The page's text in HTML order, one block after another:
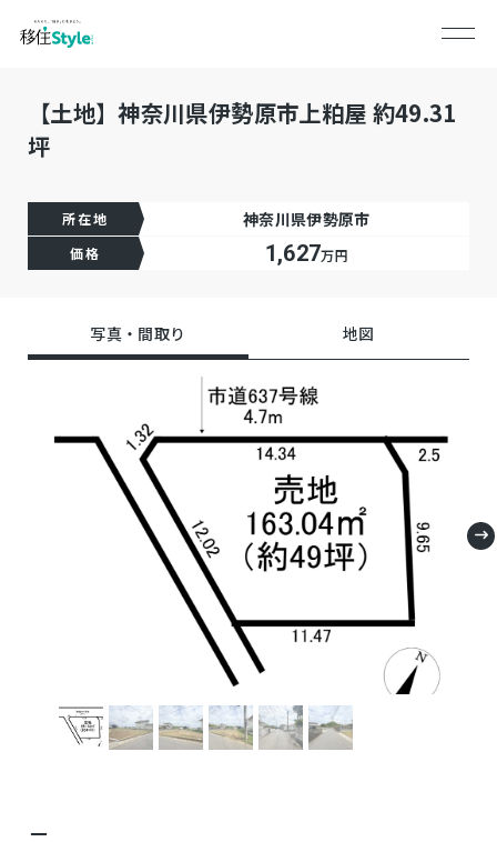
【土地】神奈川県伊勢原市上粕屋 約49.31
坪
所在地 神奈川県伊勢原市
価格 1,627万円
写真・間取り 地図
－